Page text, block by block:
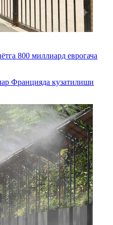
800 миллиард еврогача
Францияда кузатилиши